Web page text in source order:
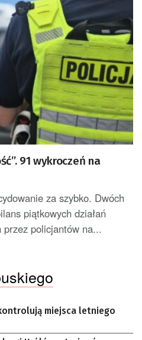
91 wykroczeń na
za szybko. Dwóch
piątkowych działań
przez policjantów na...
miejsca letniego